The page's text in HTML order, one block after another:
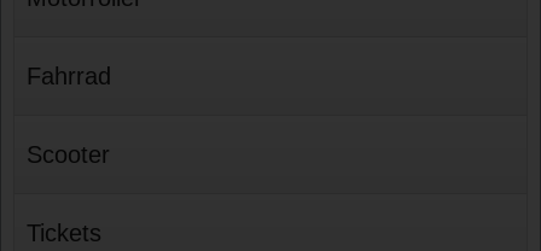
Fahrrad
Scooter
Tickets